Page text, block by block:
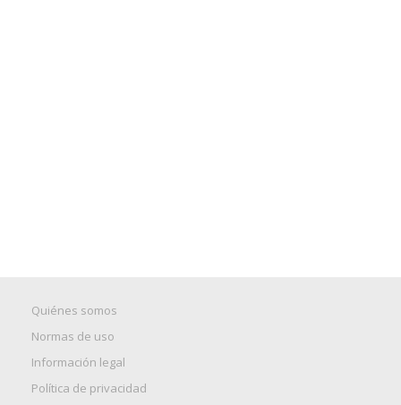
Quiénes somos
Normas de uso
Información legal
Política de privacidad